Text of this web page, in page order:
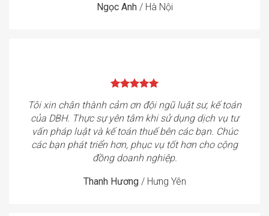
Ngọc Anh / Hà Nội
Tôi xin chân thành cảm ơn đội ngũ luật sư, kế toán
của DBH. Thực sự yên tâm khi sử dụng dịch vụ tư
vấn pháp luật và kế toán thuế bên các bạn. Chúc
các bạn phát triển hơn, phục vụ tốt hơn cho cộng
đồng doanh nghiệp.
Thanh Hương / Hưng Yên